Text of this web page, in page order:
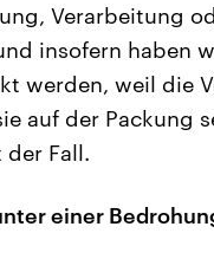
Verarbeitung
insofern haben
werden, weil die
auf der Packung
Fall.
einer